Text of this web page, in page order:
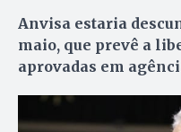
Anvisa estaria
maio, que prevê a
aprovadas em